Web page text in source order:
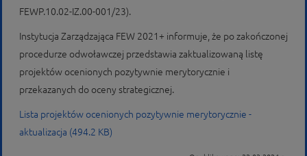
FEWP.10.02-IZ.00-001/23).
Instytucja Zarządzająca FEW 2021+ informuje, że po zakończonej
procedurze odwoławczej przedstawia zaktualizowaną listę
projektów ocenionych pozytywnie merytorycznie i
przekazanych do oceny strategicznej.
Lista projektów ocenionych pozytywnie merytorycznie -
aktualizacja (494.2 KB)